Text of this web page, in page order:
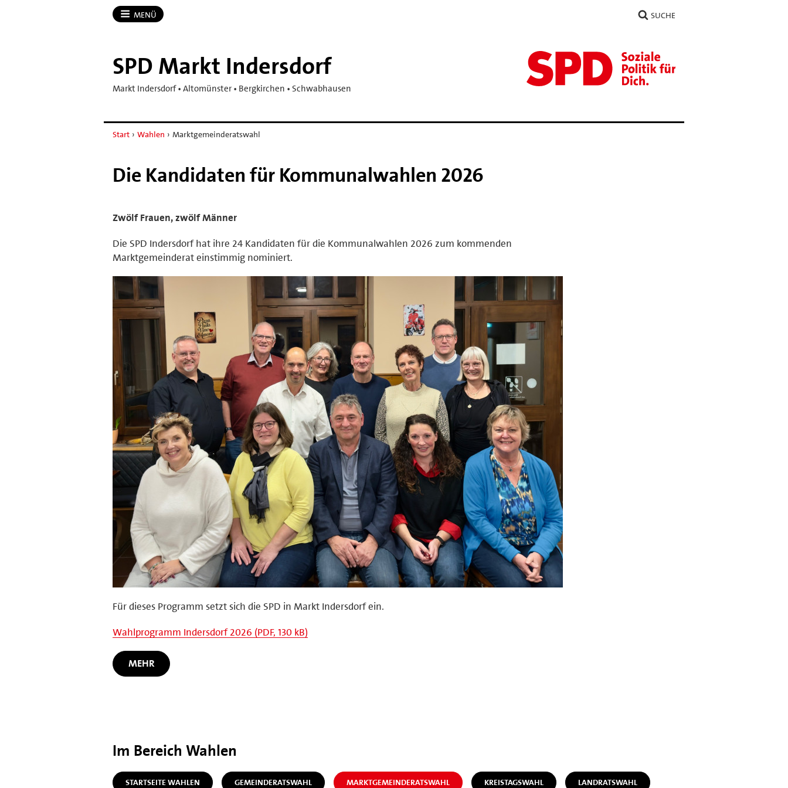
MENÜ SUCHE
SPD Markt Indersdorf
Markt Indersdorf • Altomünster • Bergkirchen • Schwabhausen
Start › Wahlen › Marktgemeinderatswahl
Die Kandidaten für Kommunalwahlen 2026
Zwölf Frauen, zwölf Männer
Die SPD Indersdorf hat ihre 24 Kandidaten für die Kommunalwahlen 2026 zum kommenden
Marktgemeinderat einstimmig nominiert.
Für dieses Programm setzt sich die SPD in Markt Indersdorf ein.
Wahlprogramm Indersdorf 2026 (PDF, 130 kB)
MEHR
Im Bereich Wahlen
STARTSEITE WAHLEN GEMEINDERATSWAHL MARKTGEMEINDERATSWAHL KREISTAGSWAHL LANDRATSWAHL